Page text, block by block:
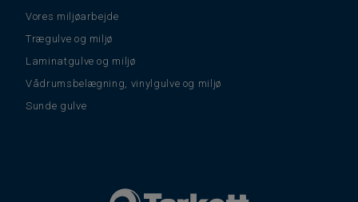
Vores miljøarbejde
Trægulve og miljø
Laminatgulve og miljø
Vådrumsbelægning, vinylgulve og miljø
Sunde gulve